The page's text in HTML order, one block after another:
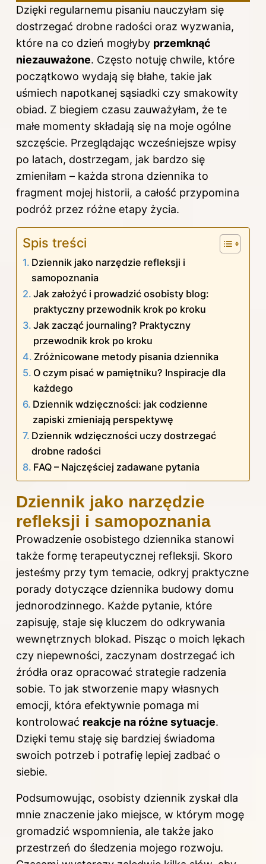
Dzięki regularnemu pisaniu nauczyłam się
dostrzegać drobne radości oraz wyzwania,
które na co dzień mogłyby przemknąć
niezauważone. Często notuję chwile, które
początkowo wydają się błahe, takie jak
uśmiech napotkanej sąsiadki czy smakowity
obiad. Z biegiem czasu zauważyłam, że te
małe momenty składają się na moje ogólne
szczęście. Przeglądając wcześniejsze wpisy
po latach, dostrzegam, jak bardzo się
zmieniłam – każda strona dziennika to
fragment mojej historii, a całość przypomina
podróż przez różne etapy życia.
Spis treści
Dziennik jako narzędzie refleksji i
samopoznania
Jak założyć i prowadzić osobisty blog:
praktyczny przewodnik krok po kroku
Jak zacząć journaling? Praktyczny
przewodnik krok po kroku
Zróżnicowane metody pisania dziennika
O czym pisać w pamiętniku? Inspiracje dla
każdego
Dziennik wdzięczności: jak codzienne
zapiski zmieniają perspektywę
Dziennik wdzięczności uczy dostrzegać
drobne radości
FAQ – Najczęściej zadawane pytania
Dziennik jako narzędzie
refleksji i samopoznania
Prowadzenie osobistego dziennika stanowi
także formę terapeutycznej refleksji. Skoro
jesteśmy przy tym temacie, odkryj praktyczne
porady dotyczące dziennika budowy domu
jednorodzinnego. Każde pytanie, które
zapisuję, staje się kluczem do odkrywania
wewnętrznych blokad. Pisząc o moich lękach
czy niepewności, zaczynam dostrzegać ich
źródła oraz opracować strategie radzenia
sobie. To jak stworzenie mapy własnych
emocji, która efektywnie pomaga mi
kontrolować reakcje na różne sytuacje.
Dzięki temu staję się bardziej świadoma
swoich potrzeb i potrafię lepiej zadbać o
siebie.
Podsumowując, osobisty dziennik zyskał dla
mnie znaczenie jako miejsce, w którym mogę
gromadzić wspomnienia, ale także jako
przestrzeń do śledzenia mojego rozwoju.